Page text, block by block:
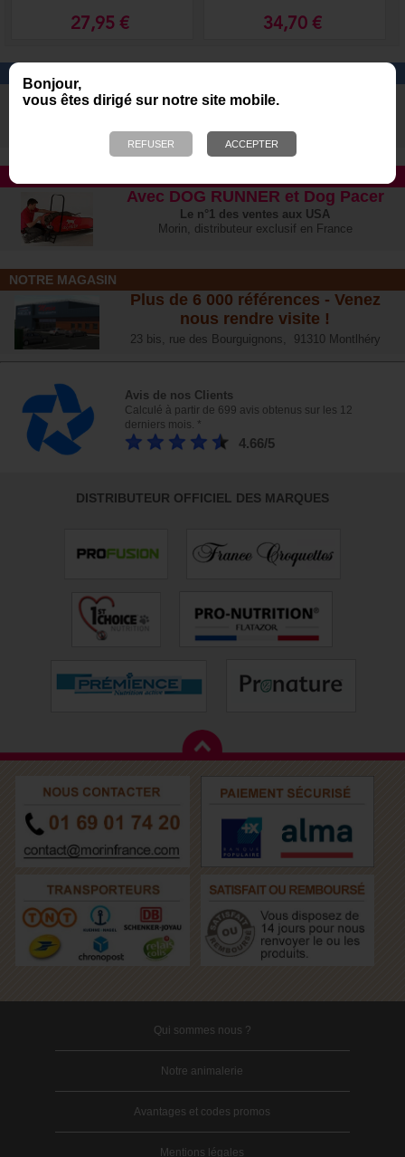
Bonjour,
vous êtes dirigé sur notre site mobile.
27,95 € 34,70 €
TREKKING ET RANDONNÉE
Tous les produits et harnais pour
chienen toute sécurité
TAPIS ROULANT
Avec DOG RUNNER et Dog Pacer
Le n°1 des ventes aux USA
Morin, distributeur exclusif en France
NOTRE MAGASIN
Plus de 6 000 références - Venez
nous rendre visite !
23 bis, rue des Bourguignons, 91310 Montlhéry
Avis de nos Clients
Calculé à partir de 699 avis obtenus sur les 12
derniers mois. *
4.66/5
DISTRIBUTEUR OFFICIEL DES MARQUES
Qui sommes nous ?
Notre animalerie
Avantages et codes promos
Mentions légales